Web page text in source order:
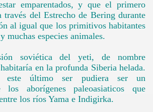
emparentados, y que el primero
del Estrecho de Bering durante
al igual que los primitivos habitantes
muchas especies animales.
soviética del yeti, de nombre
en la profunda Siberia helada.
este último ser pudiera ser un
los aborígenes paleoasiaticos que
los ríos Yama e Indigirka.